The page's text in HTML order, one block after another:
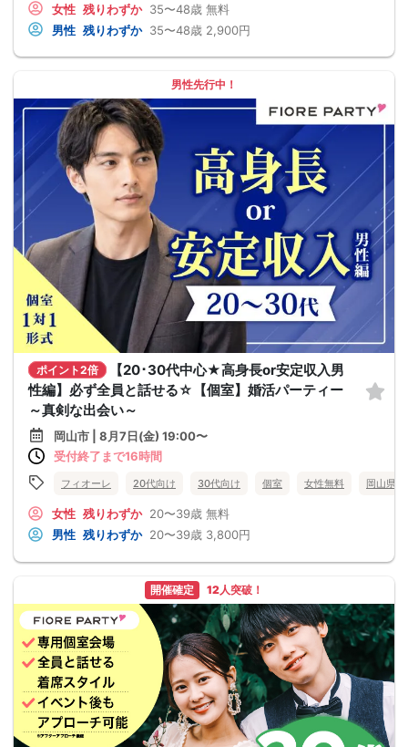
女性 残りわずか 35〜48歳 無料
男性 残りわずか 35〜48歳 2,900円
男性先行中！
ポイント2倍
【20･30代中心★高身長or安定収入男
性編】必ず全員と話せる☆【個室】婚活パーティー
～真剣な出会い～
岡山市 | 8月7日(金) 19:00〜
受付終了まで16時間
フィオーレ 20代向け 30代向け 個室 女性無料 岡山県
女性 残りわずか 20〜39歳 無料
男性 残りわずか 20〜39歳 3,800円
開催確定 12人突破！